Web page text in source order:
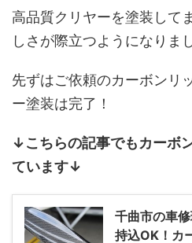
高品質クリヤーを塗装して
しさが際立つようになりま
先ずはご依頼のカーボンリ
ー塗装は完了！
↓こちらの記事でもカーボ
ています↓
千曲市の車
持込OK！カ